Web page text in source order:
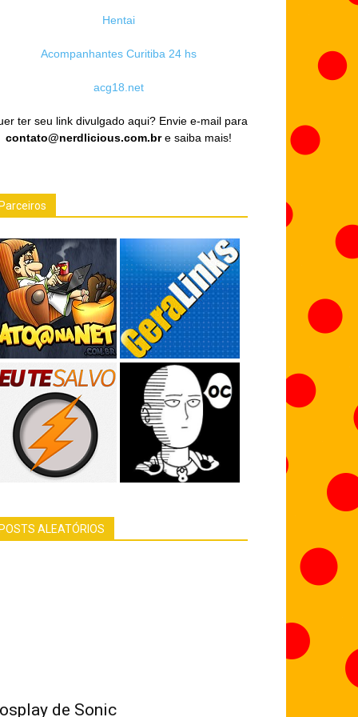
Hentai
Acompanhantes Curitiba 24 hs
acg18.net
ter seu link divulgado aqui? Envie e-mail para
contato@nerdlicious.com.bre saiba mais!
ALEATÓRIOS
de Sonic